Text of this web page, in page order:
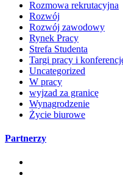
Rozmowa rekrutacyjna
Rozwój
Rozwój zawodowy
Rynek Pracy
Strefa Studenta
Targi pracy i
Uncategorized
W pracy
wyjzad za granicę
Wynagrodzenie
Życie biurowe
Partnerzy